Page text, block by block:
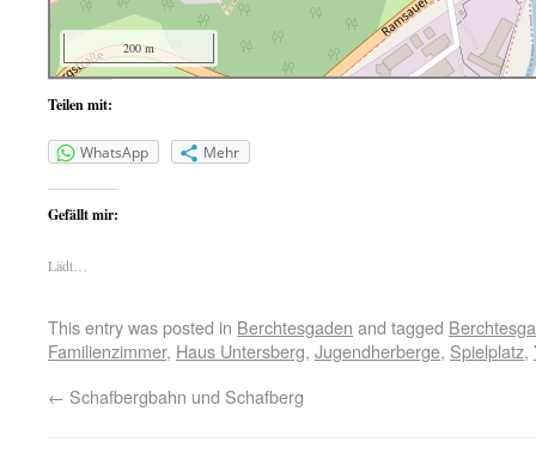
200 m
Teilen mit:
WhatsApp Mehr
Gefällt mir:
Lädt…
This entry was posted in Berchtesgaden and tagged
Familienzimmer, Haus Untersberg, Jugendherberge, Spielplatz,
← Schafbergbahn und Schafberg